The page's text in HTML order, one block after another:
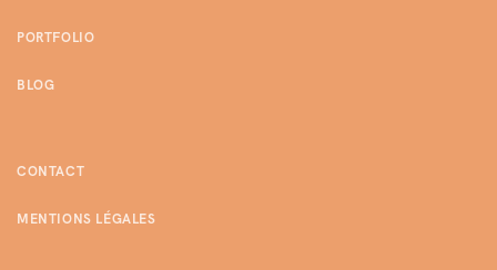
PORTFOLIO
BLOG
CONTACT
MENTIONS LÉGALES